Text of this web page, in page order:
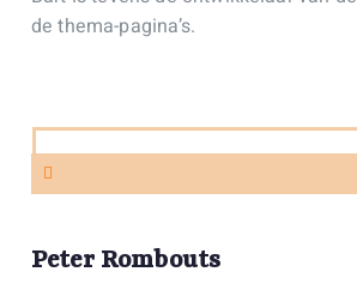
de thema-pagina’s.
Peter Rombouts